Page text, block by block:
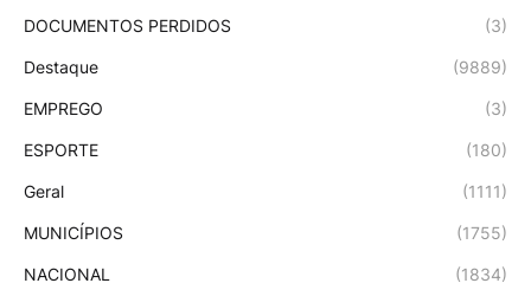
DOCUMENTOS PERDIDOS (3)
Destaque (9889)
EMPREGO (3)
ESPORTE (180)
Geral (1111)
MUNICÍPIOS (1755)
NACIONAL (1834)